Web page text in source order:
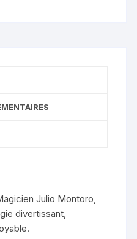
Julio Montoro,
divertissant,